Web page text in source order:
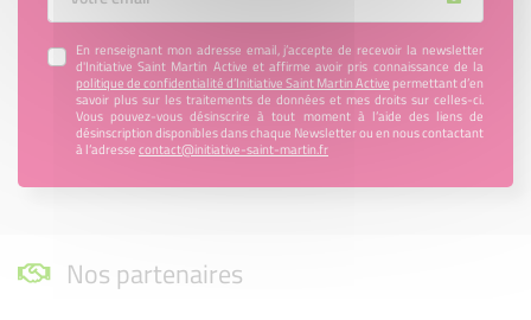
En renseignant mon adresse email, j’accepte de recevoir la newsletter
d'Initiative Saint Martin Active et affirme avoir pris connaissance de la
politique de confidentialité d’Initiative Saint Martin Active permettant d’en
savoir plus sur les traitements de données et mes droits sur celles-ci.
Vous pouvez-vous désinscrire à tout moment à l’aide des liens de
désinscription disponibles dans chaque Newsletter ou en nous contactant
à l’adressecontact@initiative-saint-martin.fr
Nos partenaires